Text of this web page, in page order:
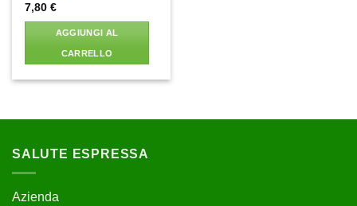
7,80€
AGGIUNGI AL
CARRELLO
SALUTE ESPRESSA
Azienda